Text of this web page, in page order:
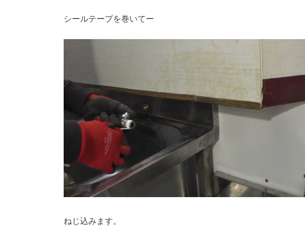
シールテープを巻いてー
ねじ込みます。